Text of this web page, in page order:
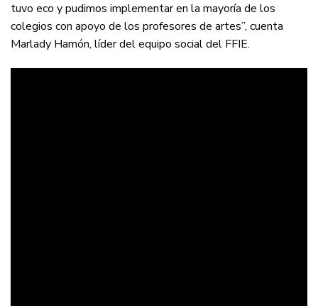
tuvo eco y pudimos implementar en la mayoría de los
colegios con apoyo de los profesores de artes”, cuenta
Marlady Hamón, líder del equipo social del FFIE.